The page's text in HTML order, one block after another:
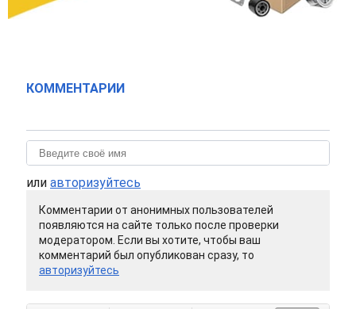
КОММЕНТАРИИ
или авторизуйтесь
Комментарии от анонимных пользователей
появляются на сайте только после проверки
модератором. Если вы хотите, чтобы ваш
комментарий был опубликован сразу, то
авторизуйтесь